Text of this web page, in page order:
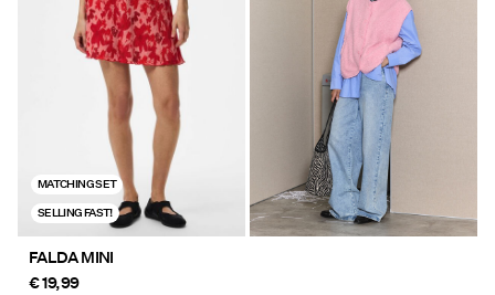
MATCHING SET
SELLING FAST!
FALDA MINI
€ 19,99